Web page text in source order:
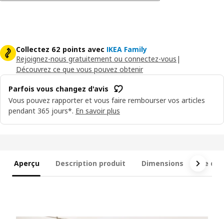
Collectez 62 points avec IKEA Family
Rejoignez-nous gratuitement ou connectez-vous |
Découvrez ce que vous pouvez obtenir
Parfois vous changez d'avis
Vous pouvez rapporter et vous faire rembourser vos articles
pendant 365 jours*. En savoir plus
Aperçu Description produit Dimensions Ce